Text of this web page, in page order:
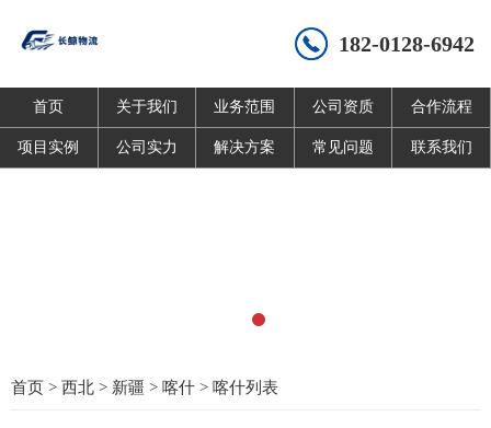
182-0128-6942
首页 关于我们 业务范围 公司资质 合作流程
项目实例 公司实力 解决方案 常见问题 联系我们
首页 > 西北 > 新疆 > 喀什 > 喀什列表